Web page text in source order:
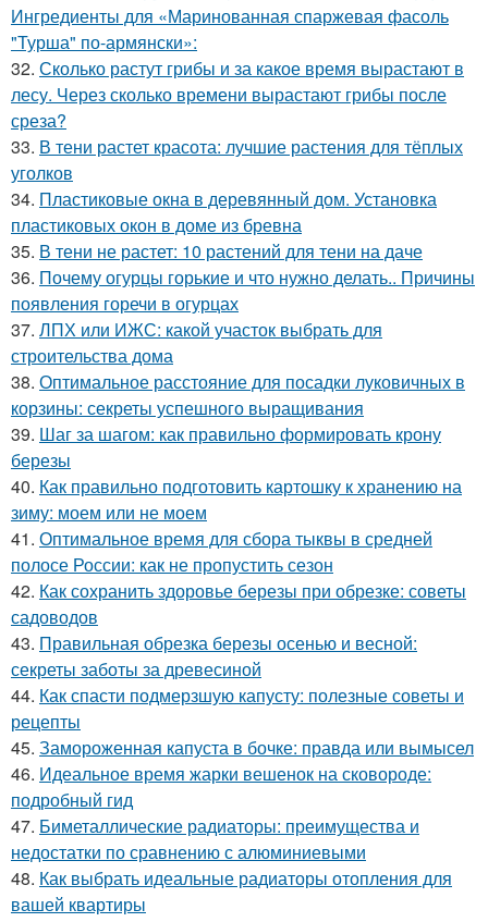
Ингредиенты для «Маринованная спаржевая фасоль
"Турша" по-армянски»:
32. Сколько растут грибы и за какое время вырастают в
лесу. Через сколько времени вырастают грибы после
среза?
33. В тени растет красота: лучшие растения для тёплых
уголков
34. Пластиковые окна в деревянный дом. Установка
пластиковых окон в доме из бревна
35. В тени не растет: 10 растений для тени на даче
36. Почему огурцы горькие и что нужно делать.. Причины
появления горечи в огурцах
37. ЛПХ или ИЖС: какой участок выбрать для
строительства дома
38. Оптимальное расстояние для посадки луковичных в
корзины: секреты успешного выращивания
39. Шаг за шагом: как правильно формировать крону
березы
40. Как правильно подготовить картошку к хранению на
зиму: моем или не моем
41. Оптимальное время для сбора тыквы в средней
полосе России: как не пропустить сезон
42. Как сохранить здоровье березы при обрезке: советы
садоводов
43. Правильная обрезка березы осенью и весной:
секреты заботы за древесиной
44. Как спасти подмерзшую капусту: полезные советы и
рецепты
45. Замороженная капуста в бочке: правда или вымысел
46. Идеальное время жарки вешенок на сковороде:
подробный гид
47. Биметаллические радиаторы: преимущества и
недостатки по сравнению с алюминиевыми
48. Как выбрать идеальные радиаторы отопления для
вашей квартиры